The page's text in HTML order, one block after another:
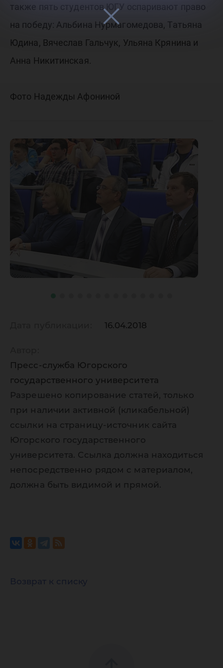
также пять студентов ЮГУ оспаривают право
на победу: Альбина Нурмагомедова, Татьяна
Юдина, Вячеслав Гальчук, Ульяна Крянина и
Анна Никитинская.
Фото Надежды Афониной
16.04.2018
Пресс-служба Югорского
государственного университета
Разрешено копирование статей, только
при наличии активной (кликабельной)
ссылки на страницу-источник сайта
Югорского государственного
университета. Ссылка должна находиться
непосредственно рядом с материалом,
должна быть видимой и прямой.
Возврат к списку